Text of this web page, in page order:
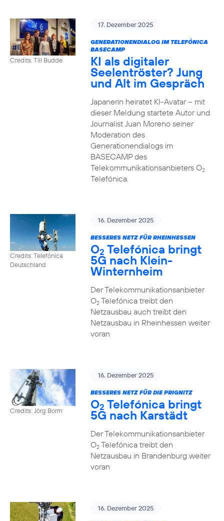
Credits: Till Budde
17. Dezember 2025
GENERATIONENDIALOG IM TELEFÓNICA
BASECAMP
KI als digitaler
Seelentröster? Jung
und Alt im Gespräch
Japanerin heiratet KI-Avatar – mit
dieser Meldung startete Autor und
Journalist Juan Moreno seiner
Moderation des
Generationendialogs im
BASECAMP des
Telekommunikationsanbieters O2
Telefónica.
Credits: Telefónica
Deutschland
16. Dezember 2025
BESSERES NETZ FÜR RHEINHESSEN
O2 Telefónica bringt
5G nach Klein-
Winternheim
Der Telekommunikationsanbieter
O2Telefónica treibt den
Netzausbau auch treibt den
Netzausbau in Rheinhessen weiter
voran
Credits: Jörg Borm
16. Dezember 2025
BESSERES NETZ FÜR DIE PRIGNITZ
O2 Telefónica bringt
5G nach Karstädt
Der Telekommunikationsanbieter
O2Telefónica treibt den
Netzausbau in Brandenburg weiter
voran
16. Dezember 2025